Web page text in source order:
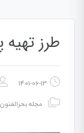
طرز
1401-06-13
مجله بحرالفنون